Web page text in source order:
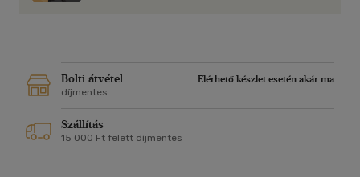
Bolti átvétel
Elérhető készlet esetén akár ma
díjmentes
Szállítás
15 000 Ft felett díjmentes